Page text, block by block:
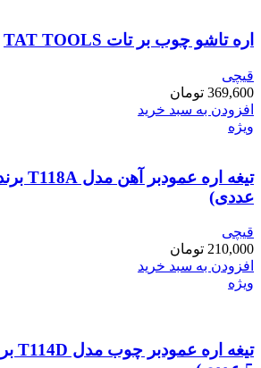
اره تاشو چوب بر تات TAT TOOLS
قیچی
369,600 تومان
افزودن به سبد خرید
ویژه
عددی)
قیچی
210,000 تومان
افزودن به سبد خرید
ویژه